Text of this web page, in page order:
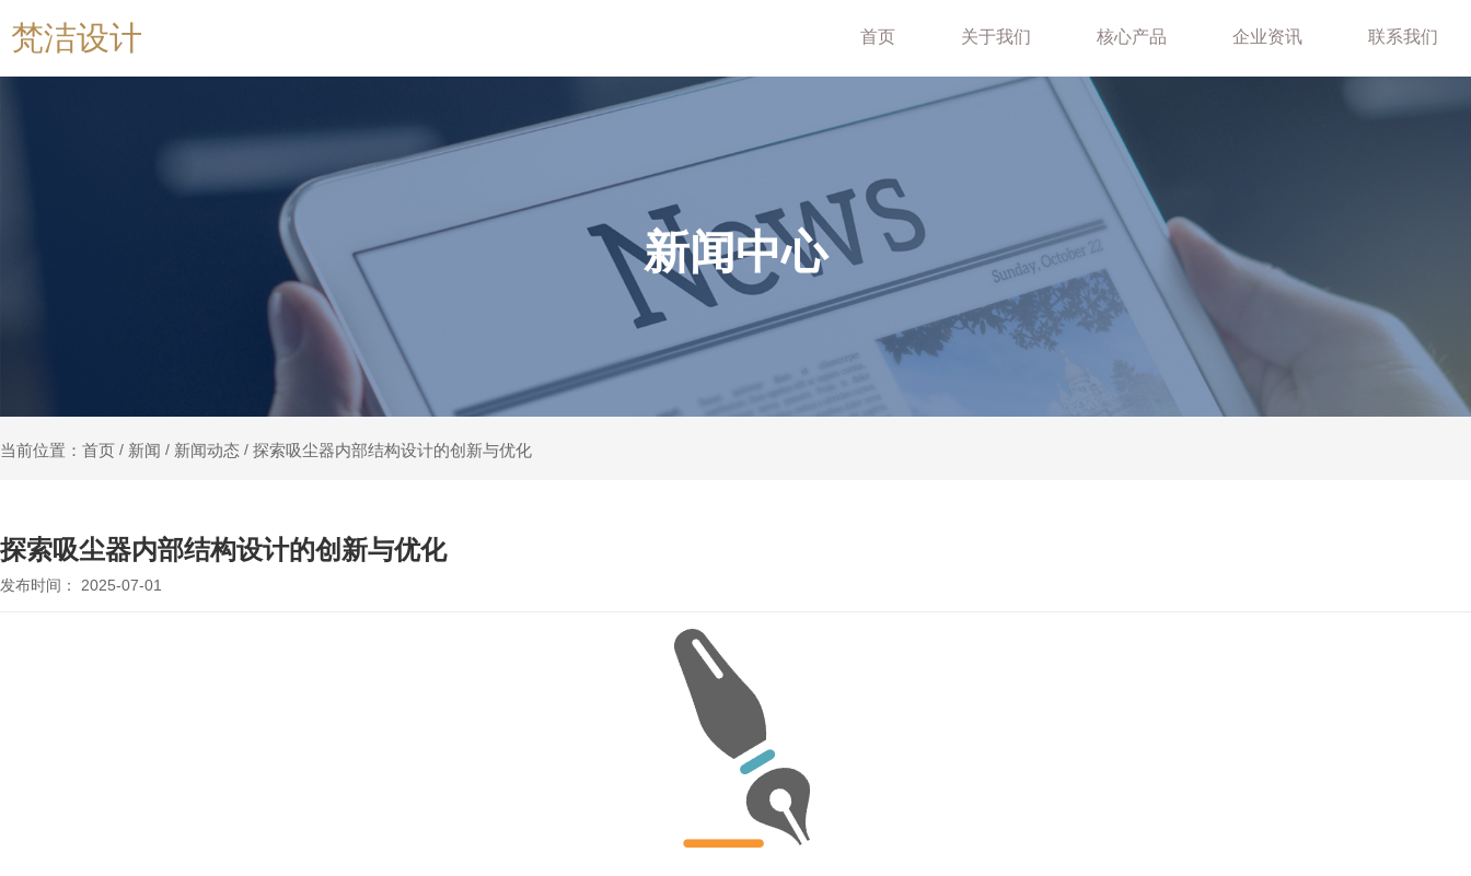
梵洁设计 首页 关于我们 核心产品 企业资讯 联系我们
新闻中心
当前位置：首页 / 新闻 / 新闻动态 / 探索吸尘器内部结构设计的创新与优化
探索吸尘器内部结构设计的创新与优化
发布时间： 2025-07-01